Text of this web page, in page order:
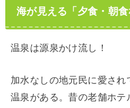
海が見える「夕食・朝食
温泉は源泉かけ流し！
加水なしの地元民に愛さ
温泉がある。昔の老舗ホテ